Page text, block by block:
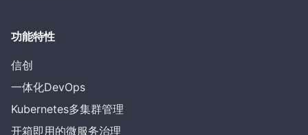
功能特性
信创
一体化DevOps
Kubernetes多集群管理
开箱即用的微服务治理